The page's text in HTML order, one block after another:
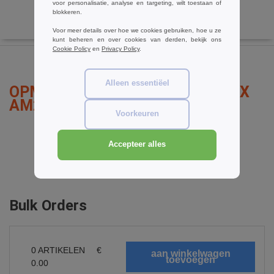
OPMERKINGEN OVER ARMOR LUX
AM225
Bulk Orders
0 ARTIKELEN
€
0.00
voor personalisatie, analyse en targeting, wilt toestaan of
blokkeren.
Voor meer details over hoe we cookies gebruiken, hoe u ze
kunt beheren en over cookies van derden, bekijk ons
Cookie Policy en Privacy Policy.
Alleen essentiëel
Voorkeuren
Accepteer alles